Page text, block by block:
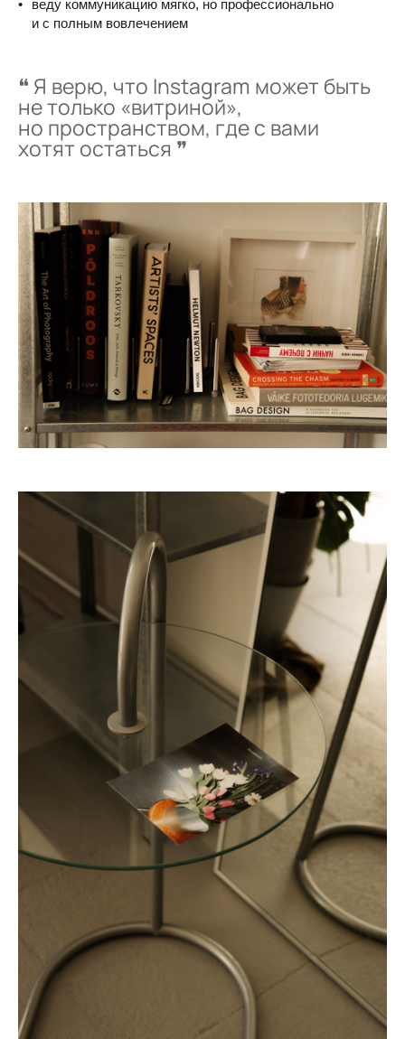
веду коммуникацию мягко, но профессионально
и с полным вовлечением
❝ Я верю, что Instagram может быть
не только «витриной»,
но пространством, где с вами
хотят остаться ❞